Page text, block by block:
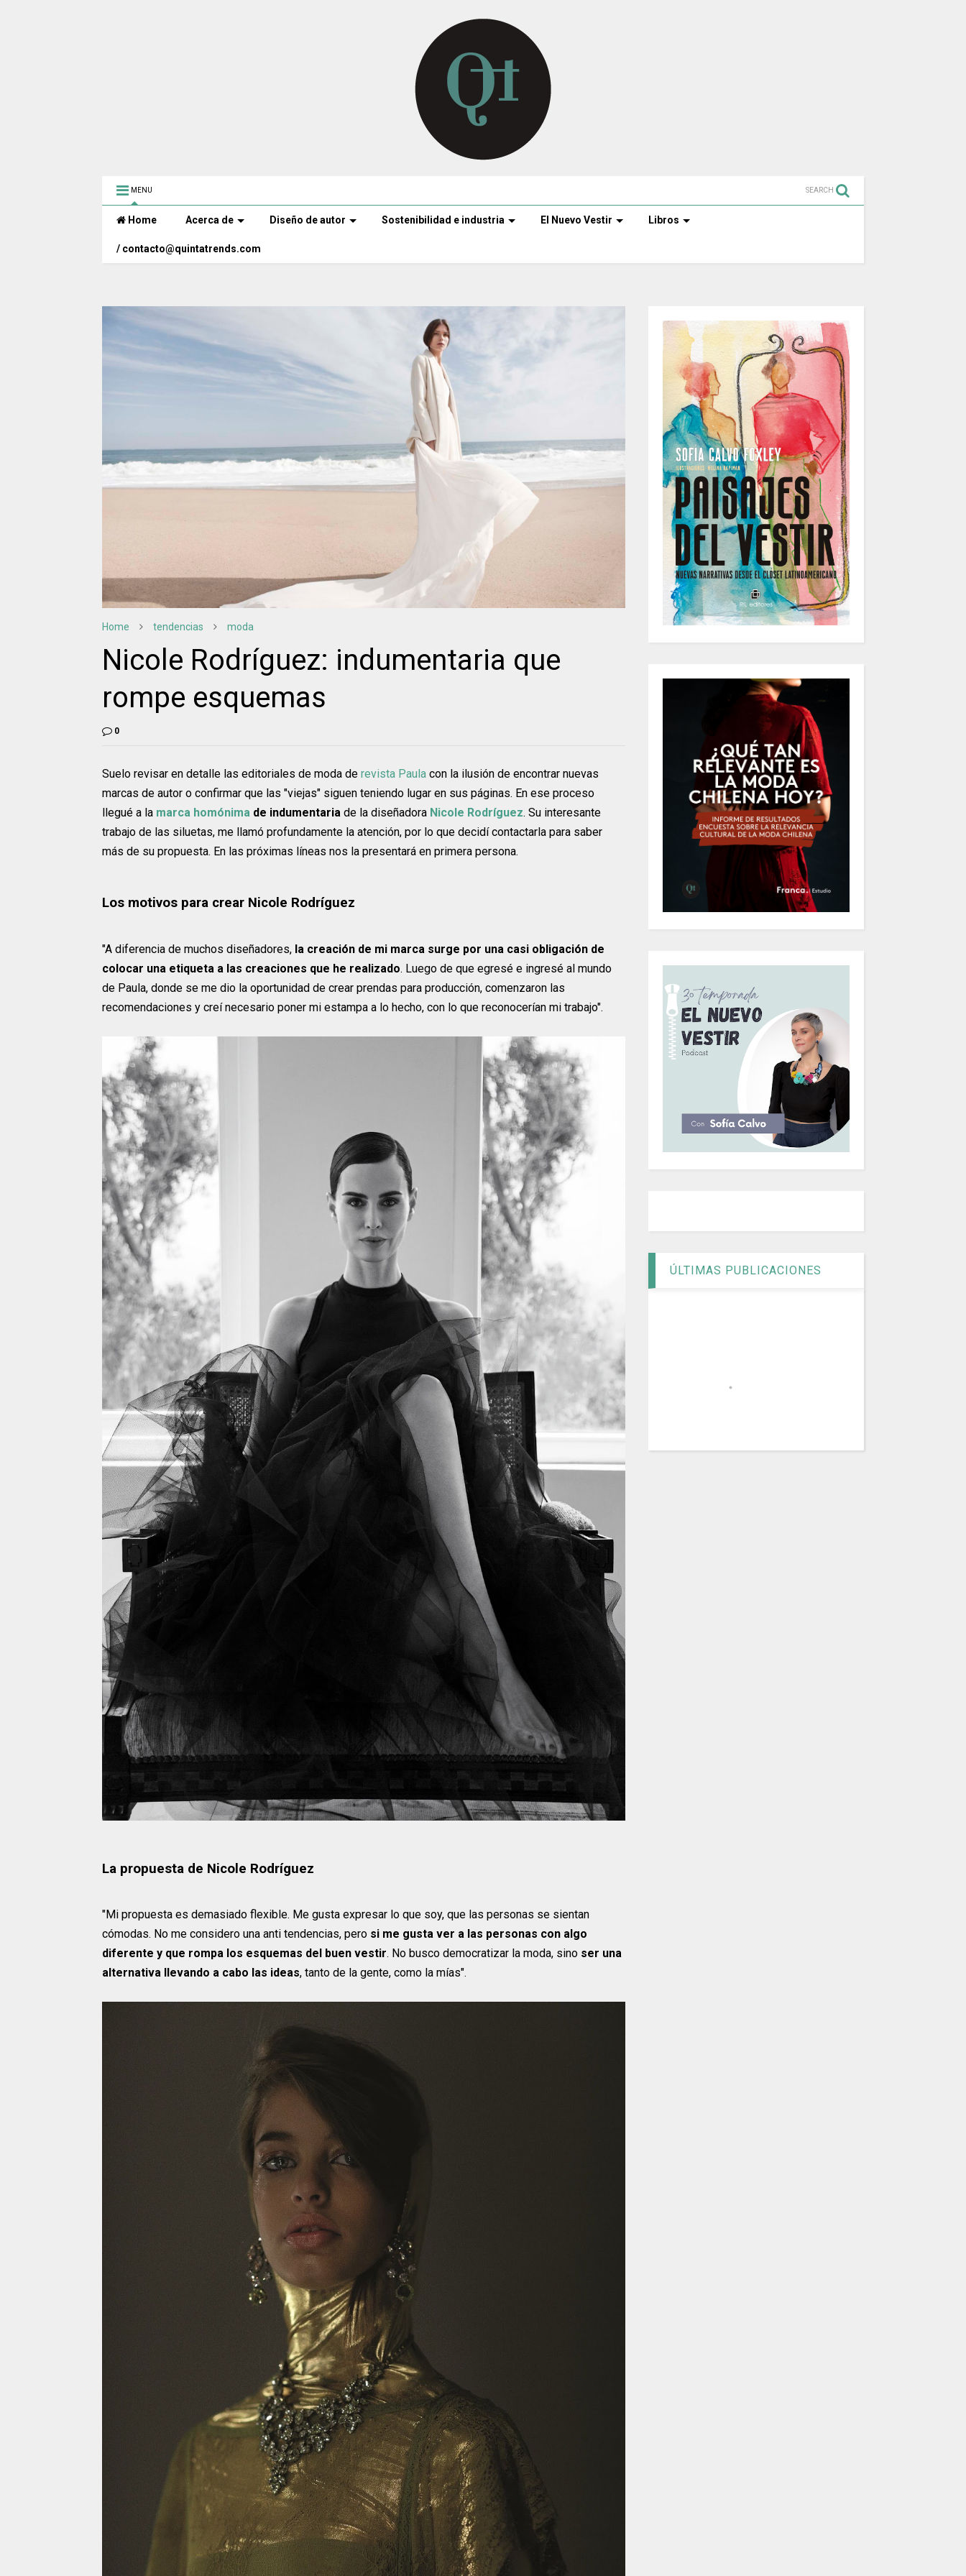
MENU SEARCH
Home Acerca de Diseño de autor Sostenibilidad e industria El Nuevo Vestir Libros
/ contacto@quintatrends.com
Home tendencias moda
Nicole Rodríguez: indumentaria que
rompe esquemas
0
Suelo revisar en detalle las editoriales de moda de revista Paula con la ilusión de encontrar nuevas
marcas de autor o confirmar que las "viejas" siguen teniendo lugar en sus páginas. En ese proceso
llegué a la marca homónima de indumentaria de la diseñadora Nicole Rodríguez. Su interesante
trabajo de las siluetas, me llamó profundamente la atención, por lo que decidí contactarla para saber
más de su propuesta. En las próximas líneas nos la presentará en primera persona.
Los motivos para crear Nicole Rodríguez
"A diferencia de muchos diseñadores, la creación de mi marca surge por una casi obligación de
colocar una etiqueta a las creaciones que he realizado. Luego de que egresé e ingresé al mundo
de Paula, donde se me dio la oportunidad de crear prendas para producción, comenzaron las
recomendaciones y creí necesario poner mi estampa a lo hecho, con lo que reconocerían mi trabajo".
La propuesta de Nicole Rodríguez
"Mi propuesta es demasiado flexible. Me gusta expresar lo que soy, que las personas se sientan
cómodas. No me considero una anti tendencias, pero si me gusta ver a las personas con algo
diferente y que rompa los esquemas del buen vestir. No busco democratizar la moda, sino ser una
alternativa llevando a cabo las ideas, tanto de la gente, como la mías".
ÚLTIMAS PUBLICACIONES